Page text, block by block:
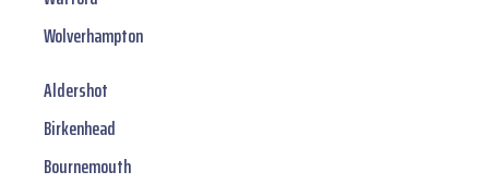
Wolverhampton
Aldershot
Birkenhead
Bournemouth